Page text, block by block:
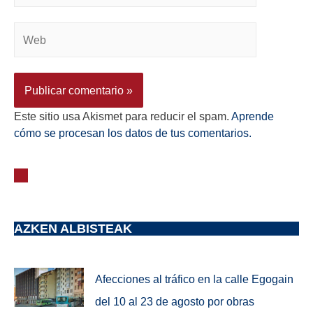
Este sitio usa Akismet para reducir el spam. Aprende
cómo se procesan los datos de tus comentarios.
AZKEN ALBISTEAK
Afecciones al tráfico en la calle Egogain
del 10 al 23 de agosto por obras